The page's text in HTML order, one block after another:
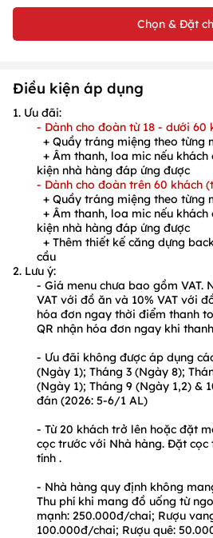
Chọn & Đặt
Điều kiện áp dụng
1. Ưu đãi:
- Dành cho đoàn từ 18 - dưới 60
+ Quầy tráng miệng theo từng
+ Âm thanh, loa mic nếu
kiện nhà hàng đáp ứng được
- Dành cho đoàn trên 60 khách
+ Quầy tráng miệng theo từng
+ Âm thanh, loa mic nếu
kiện nhà hàng đáp ứng được
+ Thêm thiết kế căng dựng
cầu
2. Lưu ý:
- Giá menu chưa bao gồm VAT.
VAT với đồ ăn và 10% VAT với
hóa đơn ngay thời điểm thanh
QR nhận hóa đơn ngay khi
- Ưu đãi không được áp dụng
(Ngày 1); Tháng 3 (Ngày 8);
(Ngày 1); Tháng 9 (Ngày 1,2) &
đán (2026: 5-6/1 AL)
- Từ 20 khách trở lên hoặc đặt
cọc trước với Nhà hàng. Đặt
tính .
- Nhà hàng quy định không
Thu phí khi mang đồ uống từ
mạnh: 250.000đ/chai; Rượu
100.000đ/chai; Rượu quê: